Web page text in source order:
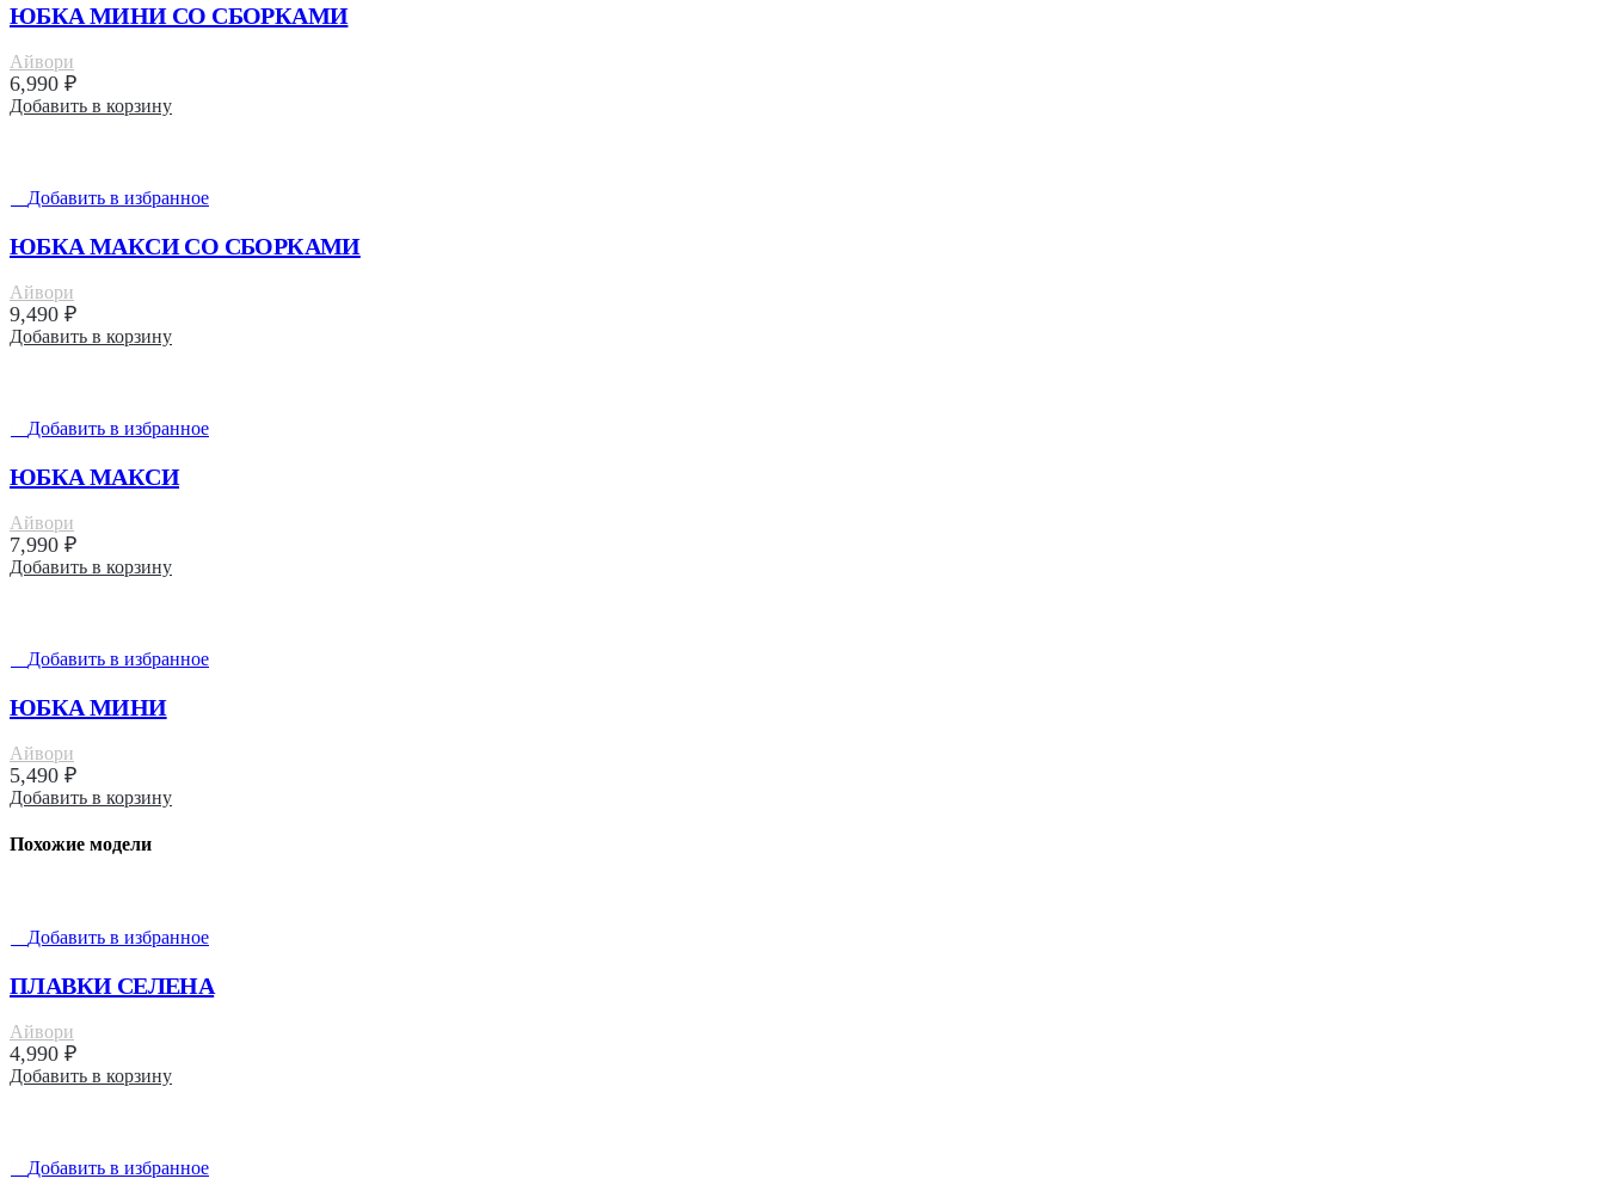
ЮБКА МИНИ СО СБОРКАМИ
Айвори
6,990 ₽
Добавить в корзину
Добавить в избранное
ЮБКА МАКСИ СО СБОРКАМИ
Айвори
9,490 ₽
Добавить в корзину
Добавить в избранное
ЮБКА МАКСИ
Айвори
7,990 ₽
Добавить в корзину
Добавить в избранное
ЮБКА МИНИ
Айвори
5,490 ₽
Добавить в корзину
Похожие модели
Добавить в избранное
ПЛАВКИ СЕЛЕНА
Айвори
4,990 ₽
Добавить в корзину
Добавить в избранное